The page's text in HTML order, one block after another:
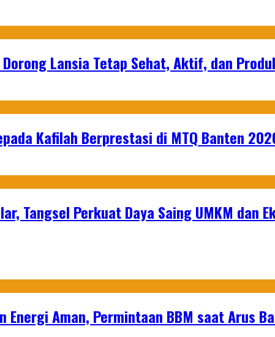
Lansia Tetap Sehat, Aktif, dan
Kafilah Berprestasi di MTQ Banten
Tangsel Perkuat Daya Saing UMKM dan
Energi Aman, Permintaan BBM saat Arus